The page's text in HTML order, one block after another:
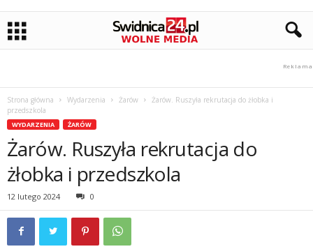
Strona główna Wydarzenia Żarów
Żarów. Ruszyła rekrutacja do żłobka i
przedszkola
WYDARZENIA ŻARÓW
Żarów. Ruszyła rekrutacja do
żłobka i przedszkola
12 lutego 2024 0